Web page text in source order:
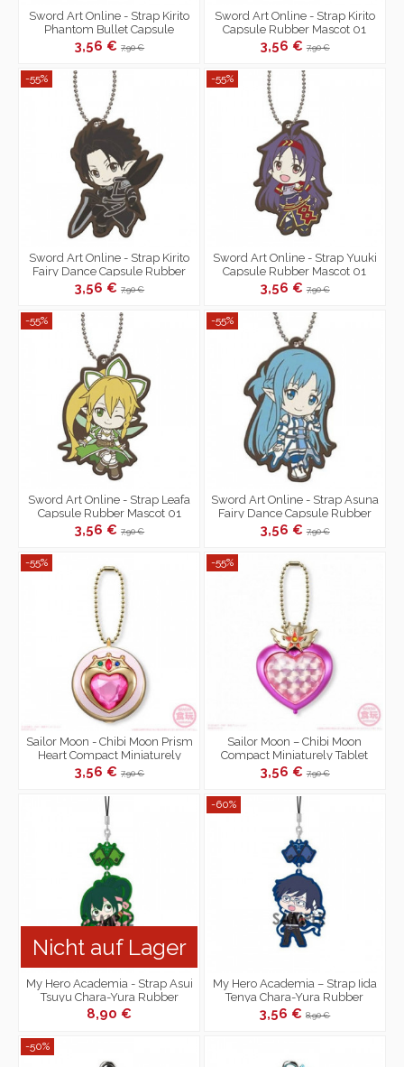
Sword Art Online - Strap Kirito
Phantom Bullet Capsule
Rubber Mascot 01
3,56 €7,90 €
Sword Art Online - Strap Kirito
Capsule Rubber Mascot 01
3,56 €7,90 €
-55%
Sword Art Online - Strap Kirito
Fairy Dance Capsule Rubber
Mascot 01
3,56 €7,90 €
-55%
Sword Art Online - Strap Yuuki
Capsule Rubber Mascot 01
3,56 €7,90 €
-55%
Sword Art Online - Strap Leafa
Capsule Rubber Mascot 01
3,56 €7,90 €
-55%
Sword Art Online - Strap Asuna
Fairy Dance Capsule Rubber
Mascot 01
3,56 €7,90 €
-55%
Sailor Moon - Chibi Moon Prism
Heart Compact Miniaturely
Tablet Vol.2
3,56 €7,90 €
-55%
Sailor Moon – Chibi Moon
Compact Miniaturely Tablet
Vol.3
3,56 €7,90 €
Nicht auf Lager
My Hero Academia - Strap Asui
Tsuyu Chara-Yura Rubber
8,90 €
-60%
My Hero Academia – Strap Iida
Tenya Chara-Yura Rubber
3,56 €8,90 €
-50%